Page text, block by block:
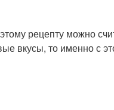
рецепту можно
вкусы, то именно с